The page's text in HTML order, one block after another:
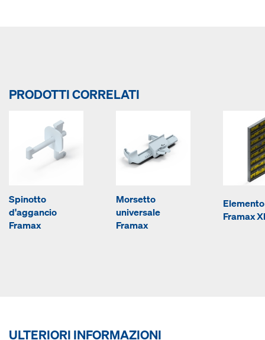
PRODOTTI CORRELATI
Spinotto
d'aggancio
Framax
Morsetto
universale
Framax
Framax
ULTERIORI INFORMAZIONI